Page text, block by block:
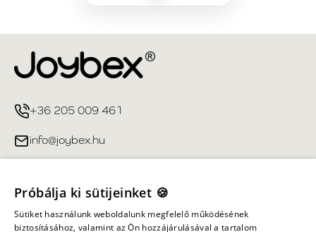
+36 205 009 461
info@joybex.hu
Fiókom
Próbálja ki sütijeinket 🍪
Sütiket használunk weboldalunk megfelelő működésének
biztosításához, valamint az Ön hozzájárulásával a tartalom